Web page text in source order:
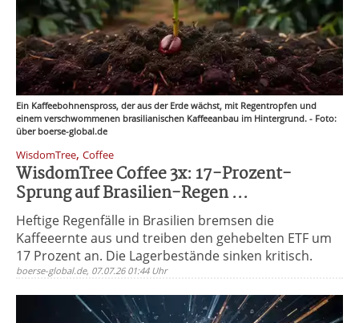
Ein Kaffeebohnenspross, der aus der Erde wächst, mit Regentropfen und
einem verschwommenen brasilianischen Kaffeeanbau im Hintergrund. - Foto:
über boerse-global.de
WisdomTree, Coffee
WisdomTree Coffee 3x: 17-Prozent-
Sprung auf Brasilien-Regen ...
Heftige Regenfälle in Brasilien bremsen die
Kaffeeernte aus und treiben den gehebelten ETF um
17 Prozent an. Die Lagerbestände sinken kritisch.
boerse-global.de, 07.07.26 01:44 Uhr